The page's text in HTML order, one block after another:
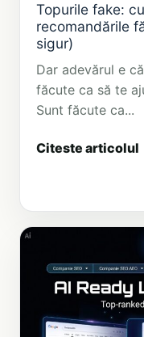
Topurile fake:
recomandările
sigur)
Dar adevărul e
făcute ca să te
Sunt făcute ca...
Citeste articolul